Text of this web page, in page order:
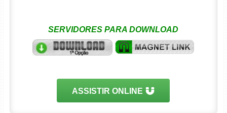
SERVIDORES PARA DOWNLOAD
ASSISTIR ONLINE